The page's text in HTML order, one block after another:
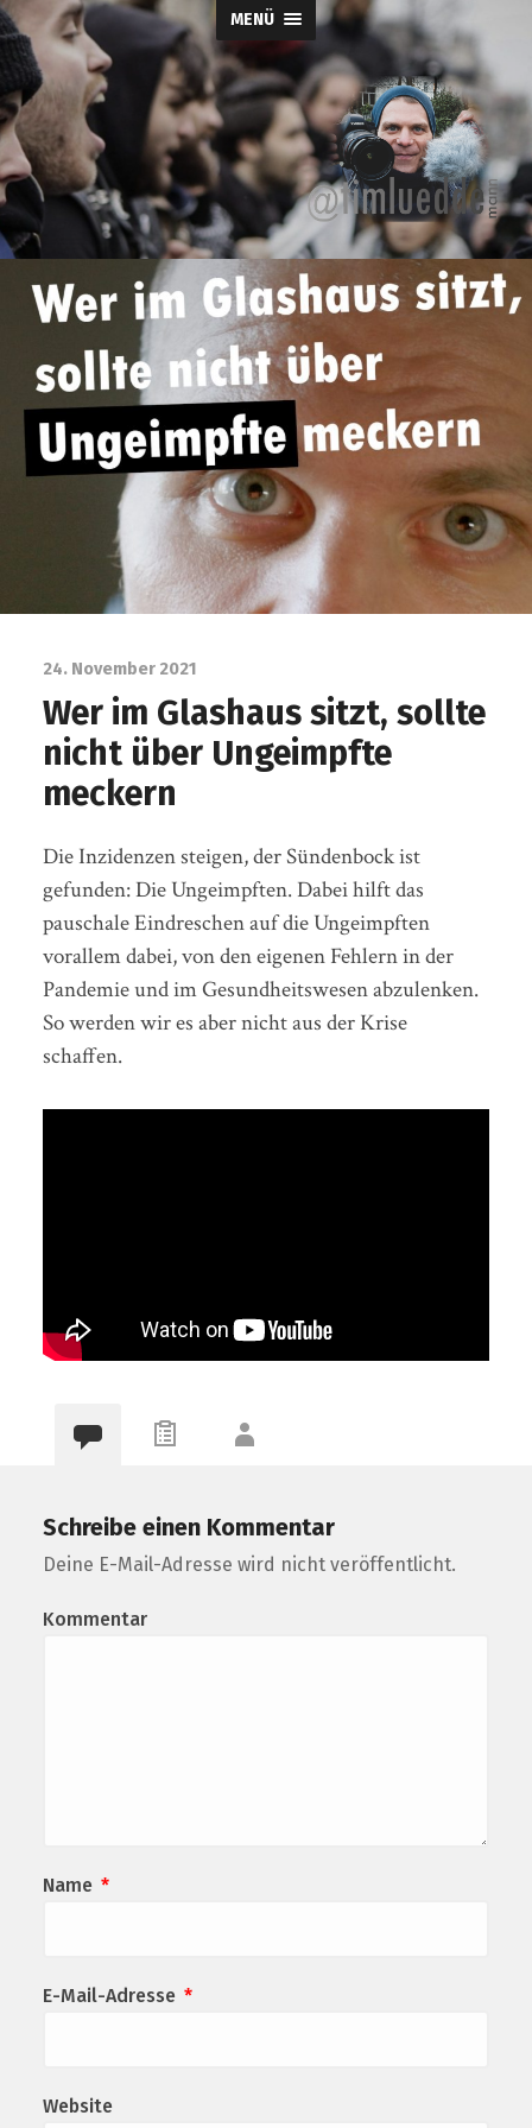
MENÜ
Tim-
24. November 2021
Wer im Glashaus sitzt, sollte
nicht über Ungeimpfte
meckern
Die Inzidenzen steigen, der Sündenbock ist
gefunden: Die Ungeimpften. Dabei hilft das
pauschale Eindreschen auf die Ungeimpften
vorallem dabei, von den eigenen Fehlern in der
Pandemie und im Gesundheitswesen abzulenken.
So werden wir es aber nicht aus der Krise
schaffen.
Schreibe einen Kommentar
Deine E-Mail-Adresse wird nicht veröffentlicht.
Kommentar
Name *
E-Mail-Adresse *
Website